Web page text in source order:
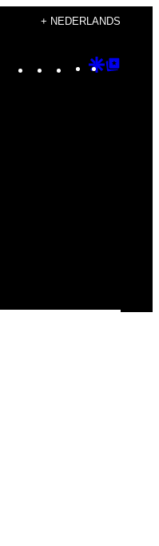
+ NEDERLANDS
Instagram
TikTok
YouTube
Google